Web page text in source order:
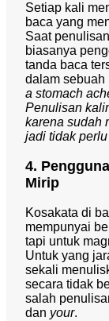
Setiap kali
baca yang
Saat
biasanya
tanda baca
dalam sebuah
a stomach
Penulisan
karena sudah
jadi tidak
4.
Mirip
Kosakata di
mempunyai
tapi untuk
Untuk yang
sekali
secara tidak
salah
dan your.